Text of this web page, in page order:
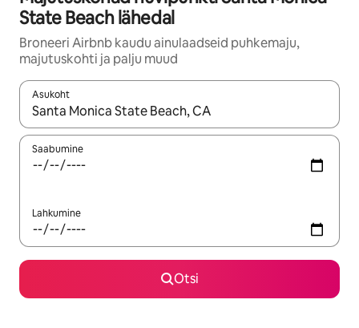
State Beach lähedal
Broneeri Airbnb kaudu ainulaadseid puhkemaju,
majutuskohti ja palju muud
Asukoht
Kui tulemused on kuvatud, liigu ekraanil nooleklahvidega või
Saabumine
Lahkumine
Otsi